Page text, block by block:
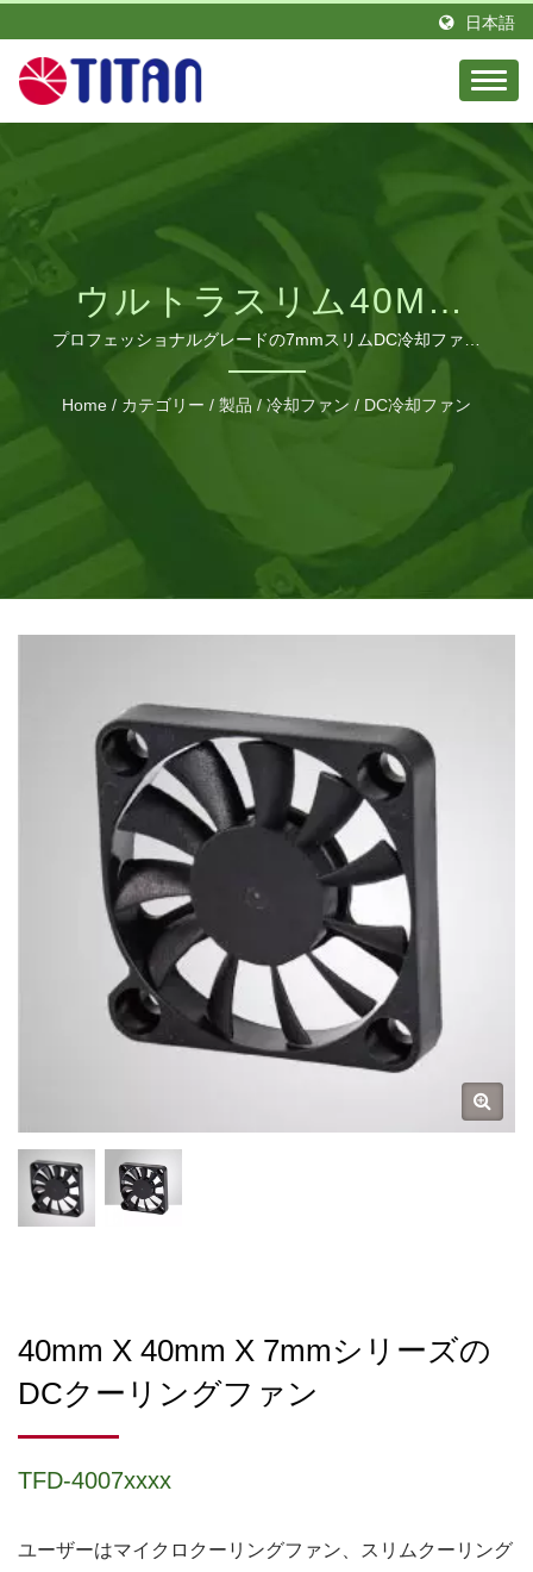
日本語
ウルトラスリム40MM
DC冷却ファンシリーズ
プロフェッショナルグレードの7mmスリムDC冷却ファン
で、最適な熱管理のためにカスタマイズ可能な仕様がありま
す。
Home / カテゴリー / 製品 / 冷却ファン / DC冷却ファン
40mm X 40mm X 7mmシリーズの
DCクーリングファン
TFD-4007xxxx
ユーザーはマイクロクーリングファン、スリムクーリング